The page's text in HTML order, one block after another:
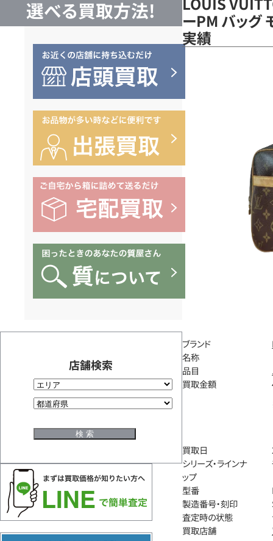
選べる買取方法!
店舗検索
ーPM バッグ
実績
ブランド
名称
品目
買取金額
買取日
シリーズ・ラインナ
ップ
型番
製造番号・刻印
査定時の状態
買取店舗